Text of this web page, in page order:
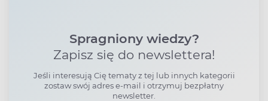
Spragniony wiedzy?
Zapisz się do newslettera!
Jeśli interesują Cię tematy z tej lub innych kategorii
zostaw swój adres e-mail i otrzymuj bezpłatny
newsletter.